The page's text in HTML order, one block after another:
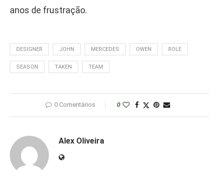
anos de frustração.
DESIGNER JOHN MERCEDES OWEN ROLE
SEASON TAKEN TEAM
0 Comentários 0
Alex Oliveira